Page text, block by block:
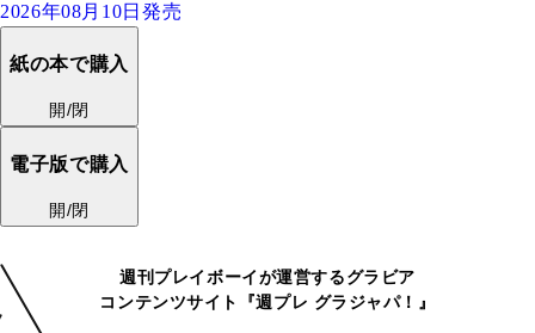
2026年08月10日発売
紙の本で購入
開/閉
電子版で購入
開/閉
週刊プレイボーイが運営するグラビア
コンテンツサイト『週プレ グラジャパ！』